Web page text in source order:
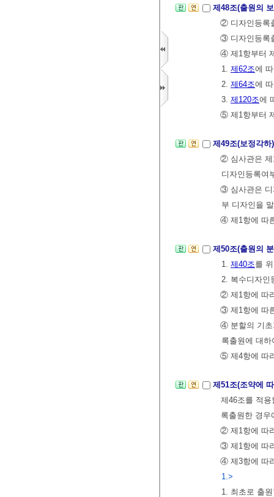
제48조(출원의
② 디자인등록
③ 디자인등록
④ 제1항부터
1. 제62조에
2. 제64조에
3. 제120조에
⑤ 제1항부터
제49조(보정각
② 심사관은 제
디자인등록여
③ 심사관은 디
부 디자인을
④ 제1항에 따
제50조(출원의
1. 제40조를
2. 복수디자인
② 제1항에 따
③ 제1항에 따
④ 분할의 기초
록출원에 대
⑤ 제4항에 따
제51조(조약에
제46조를 적
록출원한 경우
② 제1항에 따
③ 제1항에 따
④ 제3항에 따
1.>
1. 최초로 출